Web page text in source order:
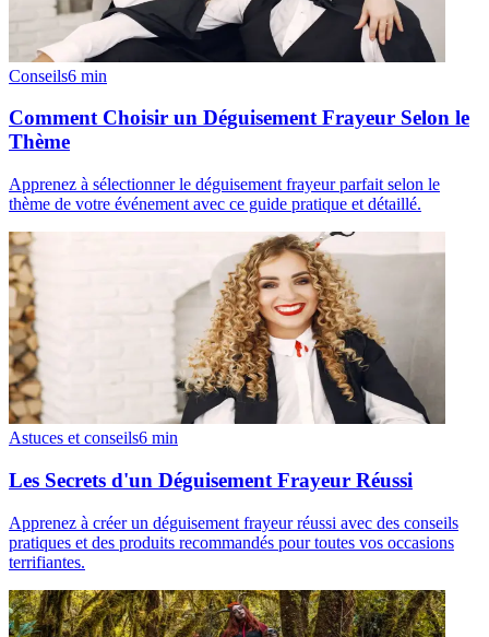
Conseils6 min
Comment Choisir un Déguisement Frayeur Selon le
Thème
Apprenez à sélectionner le déguisement frayeur parfait selon le
thème de votre événement avec ce guide pratique et détaillé.
Astuces et conseils6 min
Les Secrets d'un Déguisement Frayeur Réussi
Apprenez à créer un déguisement frayeur réussi avec des conseils
pratiques et des produits recommandés pour toutes vos occasions
terrifiantes.